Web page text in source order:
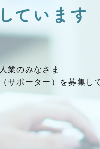
ています
業のみなさま
サポーター）を募集し